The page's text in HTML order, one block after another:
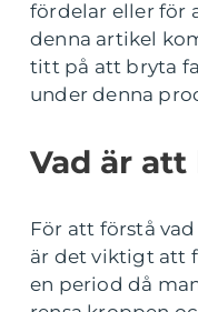
fördelar eller för
denna artikel
titt på att bryta
under denna
Vad är att
För att förstå
är det viktigt att
en period då